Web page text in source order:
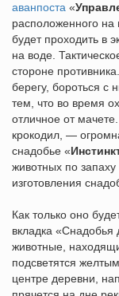
аванпоста «
расположенного
будет проходить в
на воде.
стороне
берегу, бороться с
тем, что во время
отличное от
крокодил, —
снадобье «
животных по
изготовления
Как только оно
вкладка
животные,
подсветятся
центре деревни,